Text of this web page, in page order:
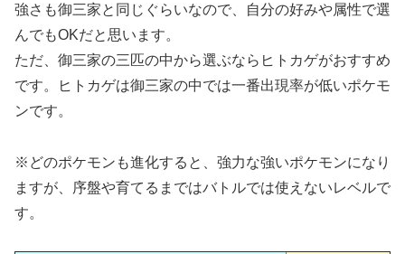
強さも御三家と同じぐらいなので、自分の好みや属性で選
んでもOKだと思います。
ただ、御三家の三匹の中から選ぶならヒトカゲがおすすめ
です。ヒトカゲは御三家の中では一番出現率が低いポケモ
ンです。
※どのポケモンも進化すると、強力な強いポケモンになり
ますが、序盤や育てるまではバトルでは使えないレベルで
す。